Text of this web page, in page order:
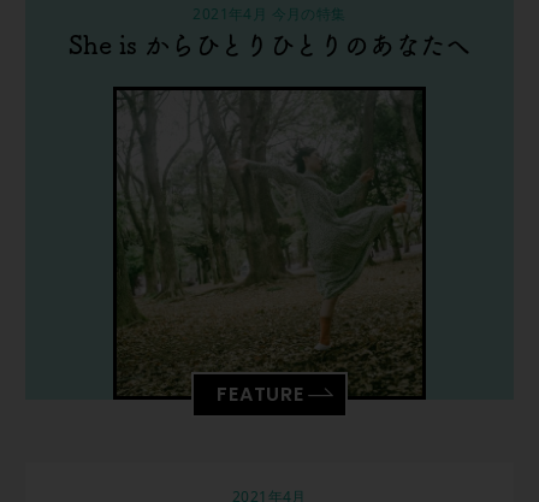
2021年4月 今月の特集
She is からひとりひとりのあなたへ
FEATURE
2021年4月